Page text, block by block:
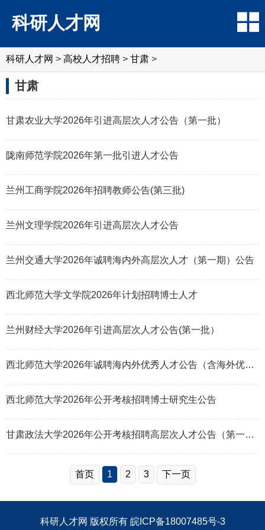
科研人才网
科研人才网 > 高校人才招聘 > 甘肃 >
甘肃
甘肃农业大学2026年引进高层次人才公告（第一批）
陇南师范学院2026年第一批引进人才公告
兰州工商学院2026年招聘教师公告(第三批)
兰州文理学院2026年引进高层次人才公告
兰州交通大学2026年诚聘海内外高层次人才（第一期）公告
西北师范大学文学院2026年计划招聘博士人才
兰州财经大学2026年引进高层次人才公告(第一批）
西北师范大学2026年诚聘海内外优秀人才公告（含海外优青）
西北师范大学2026年公开考核招聘博士研究生公告
甘肃政法大学2026年公开考核招聘高层次人才公告（第一批）
首页 1 2 3 下一页
科研人才网 版权所有 皖ICP备18007485号-3